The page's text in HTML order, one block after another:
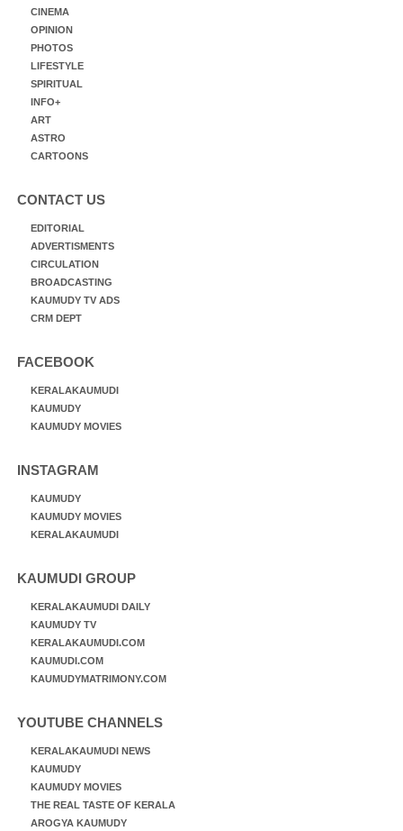
CINEMA
OPINION
PHOTOS
LIFESTYLE
SPIRITUAL
INFO+
ART
ASTRO
CARTOONS
CONTACT US
EDITORIAL
ADVERTISMENTS
CIRCULATION
BROADCASTING
KAUMUDY TV ADS
CRM DEPT
FACEBOOK
KERALAKAUMUDI
KAUMUDY
KAUMUDY MOVIES
INSTAGRAM
KAUMUDY
KAUMUDY MOVIES
KERALAKAUMUDI
KAUMUDI GROUP
KERALAKAUMUDI DAILY
KAUMUDY TV
KERALAKAUMUDI.COM
KAUMUDI.COM
KAUMUDYMATRIMONY.COM
YOUTUBE CHANNELS
KERALAKAUMUDI NEWS
KAUMUDY
KAUMUDY MOVIES
THE REAL TASTE OF KERALA
AROGYA KAUMUDY